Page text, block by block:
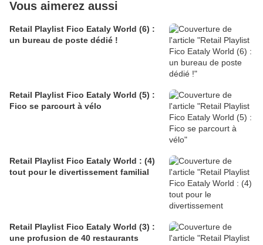
Vous aimerez aussi
Retail Playlist Fico Eataly World (6) :
un bureau de poste dédié !
Retail Playlist Fico Eataly World (5) :
Fico se parcourt à vélo
Retail Playlist Fico Eataly World : (4)
tout pour le divertissement familial
Retail Playlist Fico Eataly World (3) :
une profusion de 40 restaurants